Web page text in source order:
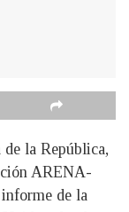
de la República,
ARENA-
de la